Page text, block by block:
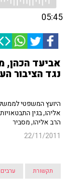
05:45
אביעד הכהן,
נגד הציבור
היועץ המשפטי
אליהו, בגין
הרב אליהו, מסביר
22/11/2011
תקשורת ערבים